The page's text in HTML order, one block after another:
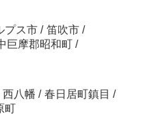
プス市 / 笛吹市 /
巨摩郡昭和町 /
西八幡 / 春日居町鎮目 /
町